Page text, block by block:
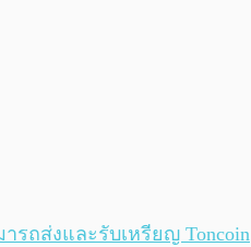
รถส่งและรับเหรียญ Toncoin